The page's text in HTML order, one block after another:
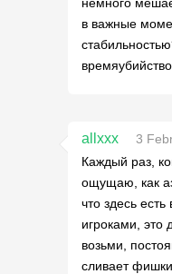
в важные
allxxx
3
Каждый раз,
ощущаю, как
что здесь
игроками, это
возьми,
сливает